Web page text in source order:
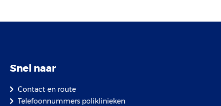
Snel naar
Contact en route
Telefoonnummers poliklinieken